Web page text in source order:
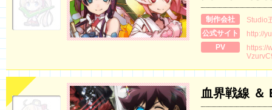
制作会社
Studio
公式サイト
http://
PV
https://
血界戦線 ＆